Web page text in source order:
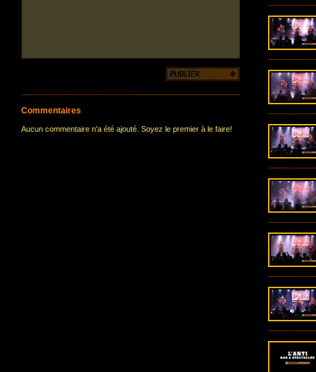
Commentaires
Aucun commentaire n'a été ajouté. Soyez le premier à le faire!